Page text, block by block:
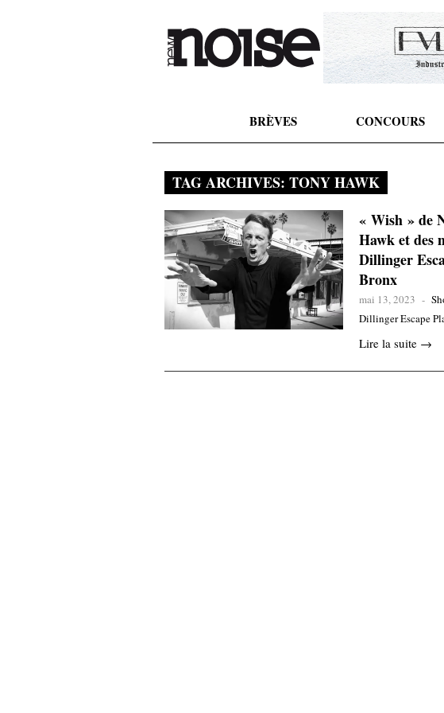
BRÈVES CONCOURS
TAG ARCHIVES: TONY HAWK
« Wish » de
Hawk et des
Dillinger
Bronx
mai 13, 2023 -
Dillinger Escape
Lire la suite →